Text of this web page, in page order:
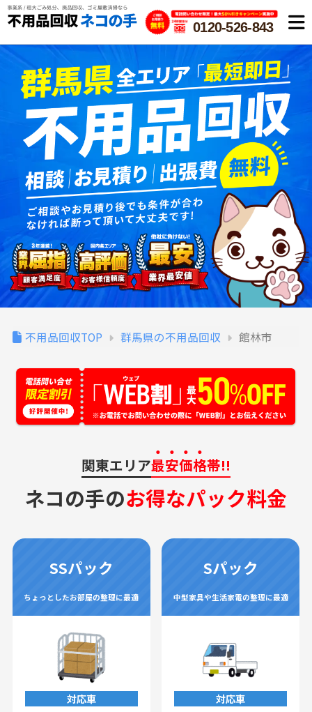
0120-526-843
不用品回収TOP 群馬県の不用品回収 館林市
関東エリア最安価格帯!!
ネコの手のお得なパック料金
SSパック
ちょっとしたお部屋の整理に最適
対応車
Sパック
中型家具や生活家電の整理に最適
対応車